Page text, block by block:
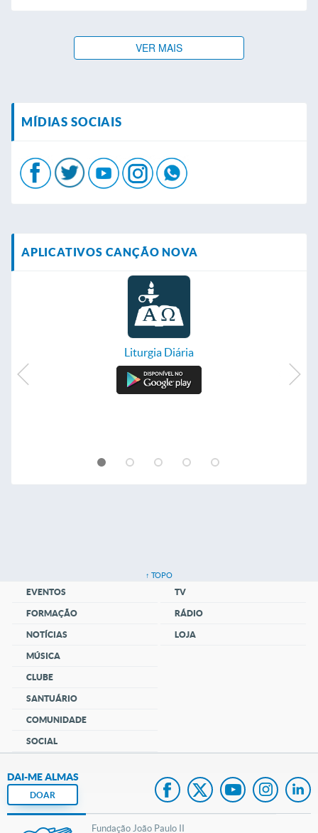
VER MAIS
MÍDIAS SOCIAIS
APLICATIVOS CANÇÃO NOVA
Liturgia Diária
↑ TOPO
EVENTOS
FORMAÇÃO
NOTÍCIAS
MÚSICA
CLUBE
SANTUÁRIO
COMUNIDADE
SOCIAL
TV
RÁDIO
LOJA
DAI-ME ALMAS
DOAR
Fundação João Paulo II